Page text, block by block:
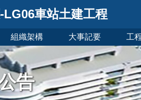
車站土建工程
組織架構 大事記要 工
告